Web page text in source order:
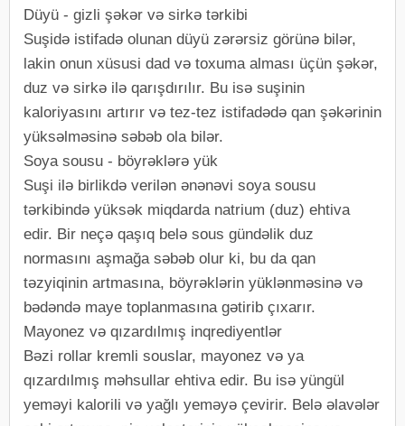
Düyü - gizli şəkər və sirkə tərkibi
Suşidə istifadə olunan düyü zərərsiz görünə bilər,
lakin onun xüsusi dad və toxuma alması üçün şəkər,
duz və sirkə ilə qarışdırılır. Bu isə suşinin
kaloriyasını artırır və tez-tez istifadədə qan şəkərinin
yüksəlməsinə səbəb ola bilər.
Soya sousu - böyrəklərə yük
Suşi ilə birlikdə verilən ənənəvi soya sousu
tərkibində yüksək miqdarda natrium (duz) ehtiva
edir. Bir neçə qaşıq belə sous gündəlik duz
normasını aşmağa səbəb olur ki, bu da qan
təzyiqinin artmasına, böyrəklərin yüklənməsinə və
bədəndə maye toplanmasına gətirib çıxarır.
Mayonez və qızardılmış inqrediyentlər
Bəzi rollar kremli souslar, mayonez və ya
qızardılmış məhsullar ehtiva edir. Bu isə yüngül
yeməyi kalorili və yağlı yeməyə çevirir. Belə əlavələr